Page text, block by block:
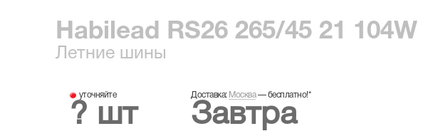
Habilead RS26 265/45 21 104W
Летние шины
уточняйте
? шт
Доставка: Москва—бесплатно!*
Завтра